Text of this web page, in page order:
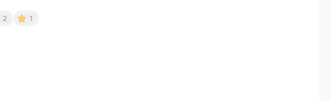
2
1